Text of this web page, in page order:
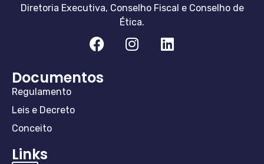
Diretoria Executiva, Conselho Fiscal e Conselho de
Ética.
Documentos
Regulamento
Leis e Decreto
Conceito
Links